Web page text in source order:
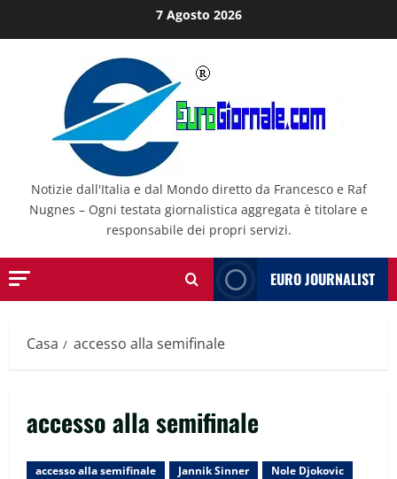
al
7 Agosto 2026
Notizie dall'Italia e dal Mondo diretto da Francesco e Raf
Nugnes – Ogni testata giornalistica aggregata è titolare e
responsabile dei propri servizi.
EURO JOURNALIST
Casa accesso alla semifinale
accesso alla semifinale
accesso alla semifinale Jannik Sinner
Nole Djokovic